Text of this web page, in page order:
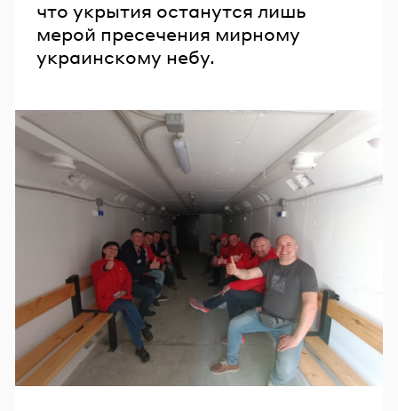
что укрытия останутся лишь
мерой пресечения мирному
украинскому небу.